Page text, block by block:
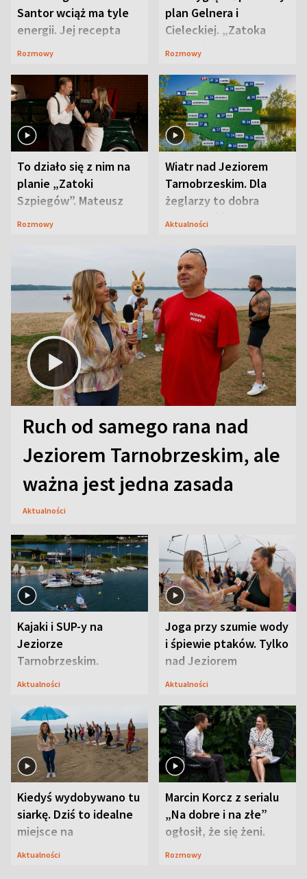
Santor wciąż ma tyle
energii. Jej recepta
jest zaskakująco
Rozmowy
plan Gelnera i
Cieleckiej. „Zatoka
szpiegów” od razu ich
Rozmowy
To działo się z nim na
planie „Zatoki
Szpiegów”. Mateusz
Janicki odsłonił
Rozmowy
Wiatr nad Jeziorem
Tarnobrzeskim. Dla
żeglarzy to dobra
wiadomość
Aktualności
Ruch od samego rana nad
Jeziorem Tarnobrzeskim, ale
ważna jest jedna zasada
Aktualności
Kajaki i SUP-y na
Jeziorze
Tarnobrzeskim.
Przyrodnicy zwracają
Aktualności
Joga przy szumie wody
i śpiewie ptaków. Tylko
nad Jeziorem
Tarnobrzeskim
Aktualności
Kiedyś wydobywano tu
siarkę. Dziś to idealne
miejsce na
wypoczynek
Aktualności
Marcin Korcz z serialu
„Na dobre i na złe”
ogłosił, że się żeni.
Zdradził, co zmienił
Rozmowy